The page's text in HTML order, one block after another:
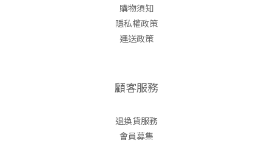
購物須知
隱私權政策
運送政策
顧客服務
退換貨服務
會員募集